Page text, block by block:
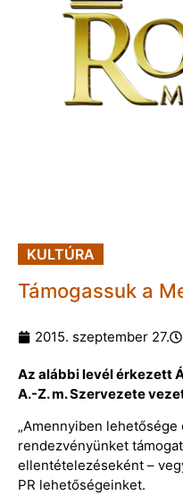
KULTÚRA
Támogassuk a
2015. szeptember 27.
Az alábbi levél érkezett
A.-Z. m. Szervezete
„Amennyiben
rendezvényünket
ellentételezéseként –
PR lehetőségeinket.